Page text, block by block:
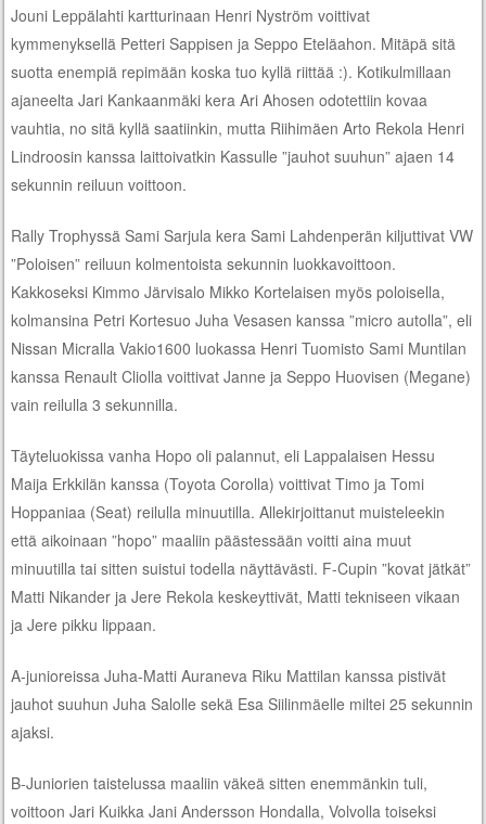
Jouni Leppälahti kartturinaan Henri Nyström voittivat
kymmenyksellä Petteri Sappisen ja Seppo Eteläahon. Mitäpä sitä
suotta enempiä repimään koska tuo kyllä riittää :). Kotikulmillaan
ajaneelta Jari Kankaanmäki kera Ari Ahosen odotettiin kovaa
vauhtia, no sitä kyllä saatiinkin, mutta Riihimäen Arto Rekola Henri
Lindroosin kanssa laittoivatkin Kassulle ”jauhot suuhun” ajaen 14
sekunnin reiluun voittoon.
Rally Trophyssä Sami Sarjula kera Sami Lahdenperän kiljuttivat VW
”Poloisen” reiluun kolmentoista sekunnin luokkavoittoon.
Kakkoseksi Kimmo Järvisalo Mikko Kortelaisen myös poloisella,
kolmansina Petri Kortesuo Juha Vesasen kanssa ”micro autolla”, eli
Nissan Micralla Vakio1600 luokassa Henri Tuomisto Sami Muntilan
kanssa Renault Cliolla voittivat Janne ja Seppo Huovisen (Megane)
vain reilulla 3 sekunnilla.
Täyteluokissa vanha Hopo oli palannut, eli Lappalaisen Hessu
Maija Erkkilän kanssa (Toyota Corolla) voittivat Timo ja Tomi
Hoppaniaa (Seat) reilulla minuutilla. Allekirjoittanut muisteleekin
että aikoinaan ”hopo” maaliin päästessään voitti aina muut
minuutilla tai sitten suistui todella näyttävästi. F-Cupin ”kovat jätkät”
Matti Nikander ja Jere Rekola keskeyttivät, Matti tekniseen vikaan
ja Jere pikku lippaan.
A-junioreissa Juha-Matti Auraneva Riku Mattilan kanssa pistivät
jauhot suuhun Juha Salolle sekä Esa Siilinmäelle miltei 25 sekunnin
ajaksi.
B-Juniorien taistelussa maaliin väkeä sitten enemmänkin tuli,
voittoon Jari Kuikka Jani Andersson Hondalla, Volvolla toiseksi